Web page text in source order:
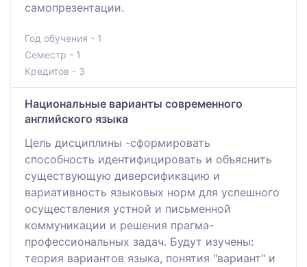
самопрезентации.
Год обучения - 1
Семестр - 1
Кредитов - 3
Национальные варианты современного
английского языка
Цель дисциплины -сформировать
способность идентифицировать и объяснить
существующую диверсификацию и
вариативность языковых норм для успешного
осуществления устной и письменной
коммуникации и решения прагма-
профессиональных задач. Будут изучены:
теория вариантов языка, понятия "вариант" и